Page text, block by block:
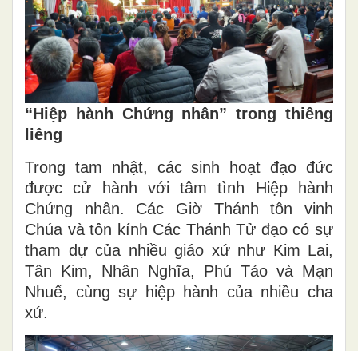
“Hiệp hành Chứng nhân” trong thiêng
liêng
Trong tam nhật, các sinh hoạt đạo đức
được cử hành với tâm tình Hiệp hành
Chứng nhân. Các Giờ Thánh tôn vinh
Chúa và tôn kính Các Thánh Tử đạo có sự
tham dự của nhiều giáo xứ như Kim Lai,
Tân Kim, Nhân Nghĩa, Phú Tảo và Mạn
Nhuế, cùng sự hiệp hành của nhiều cha
xứ.